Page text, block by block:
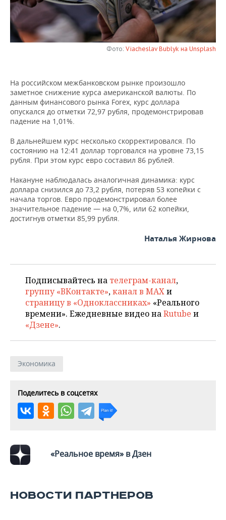
НЕФТЕХИМИЯ
НЕФТЬ
РОЗНИЧНАЯ ТОРГОВЛЯ
ТРАНСПОРТ
НОВОСТИ ТЕХНОЛОГИЙ
IT
ТЕЛЕКОММУНИКАЦИИ
МЕРОПРИЯТИЯ
НОВОСТИ МЕРОПРИЯТИЙ
БИЗНЕС-БРАНЧИ
ONLINE-КОНФЕРЕНЦИИ
СПОРТ
ФУТБОЛ
ХОККЕЙ
ВОЛЕЙБОЛ
КИБЕРСПОРТ
ФИГУРНОЕ КАТАНИЕ
НОВОСТИ ОБЩЕСТВА
ВЛАСТЬ
ИСТОРИЯ
КУЛЬТУРА
МЕДИЦИНА
ФОТОГАЛЕРЕЯ
СЮЖЕТЫ
СПИСОК ПЕРСОН
СПИСОК КОМПАНИЙ
ПОЛНАЯ ВЕРСИЯ
Фото: Viacheslav Bublyk на Unsplash
На российском межбанковском рынке произошло
заметное снижение курса американской валюты. По
данным финансового рынка Forex, курс доллара
опускался до отметки 72,97 рубля, продемонстрировав
падение на 1,01%.
В дальнейшем курс несколько скорректировался. По
состоянию на 12:41 доллар торговался на уровне 73,15
рубля. При этом курс евро составил 86 рублей.
Накануне наблюдалась аналогичная динамика: курс
доллара снизился до 73,2 рубля, потеряв 53 копейки с
начала торгов. Евро продемонстрировал более
значительное падение — на 0,7%, или 62 копейки,
достигнув отметки 85,99 рубля.
Наталья Жирнова
Подписывайтесь на телеграм-канал,
группу «ВКонтакте»,канал в MAXи
страницу в «Одноклассниках» «Реального
времени». Ежедневные видео наRutube и
«Дзене».
Экономика
Поделитесь в соцсетях
«Реальное время» в Дзен
НОВОСТИ ПАРТНЕРОВ